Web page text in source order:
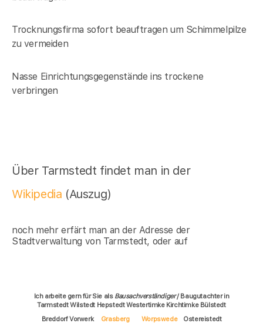
Trocknungsfirma sofort beauftragen um Schimmelpilze
zu vermeiden
Nasse Einrichtungsgegenstände ins trockene
verbringen
Über Tarmstedt findet man in der
Wikipedia (Auszug)
noch mehr erfärt man an der Adresse der
Stadtverwaltung von Tarmstedt, oder auf
Ich arbeite gern für Sie als Bausachverständiger/ Baugutachter in
Tarmstedt Wilstedt Hepstedt Westertimke Kirchtimke Bülstedt
Breddorf Vorwerk
Grasberg Worpswede Ostereistedt